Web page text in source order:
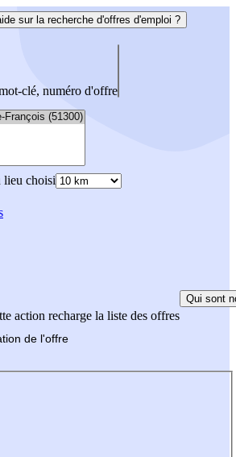
sur la recherche d'offres d'emploi ?
clé, numéro d'offre
lieu choisi
action recharge la liste des offres
Qui sont
de l'offre